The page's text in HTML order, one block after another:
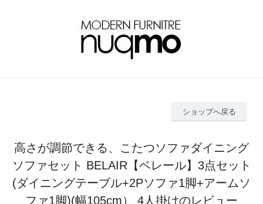
ショップへ戻る
高さが調節できる、こたつソファダイニング
ソファセット BELAIR【ベレール】3点セット
(ダイニングテーブル+2Pソファ1脚+アームソ
ファ1脚)(幅105cm） 4人掛けのレビュー